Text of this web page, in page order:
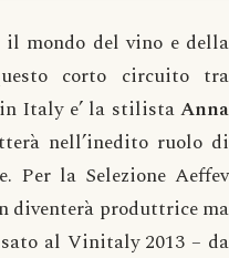
mondo del vino e della
corto circuito tra
Italy e’ la stilistaAnna
nell’inedito ruolo di
Per la Selezione Aeffev
diventerà produttrice ma
al Vinitaly 2013 – da